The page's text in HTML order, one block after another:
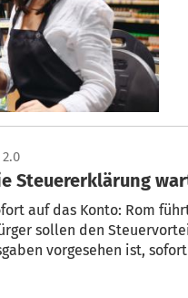
Steuererklärung
auf das Konto: Rom
sollen den
vorgesehen ist,